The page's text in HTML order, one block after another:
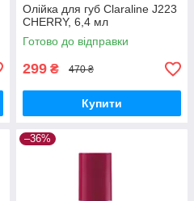
Олійка для губ Claraline J223
CHERRY, 6,4 мл
Готово до відправки
299 ₴ 470 ₴
Купити
–36%